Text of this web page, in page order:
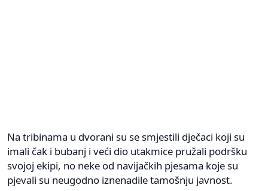
Na tribinama u dvorani su se smjestili dječaci koji su
imali čak i bubanj i veći dio utakmice pružali podršku
svojoj ekipi, no neke od navijačkih pjesama koje su
pjevali su neugodno iznenadile tamošnju javnost.